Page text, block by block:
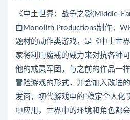
《中土世界：战争之影(Middle-
由Monolith Productions制作，
题材的动作类游戏，是《中土世
家将利用魔戒的威力来对抗各种
他的戒灵军团。与之前的作品一
冒险游戏的形式，并会加入改进
发商，初代游戏中的“稳定个人化
中应用，世界中的环境和角色都